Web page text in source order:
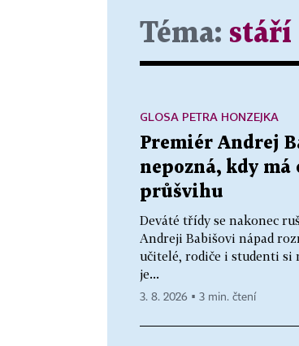
Téma: stáří
Premiér Andrej
nepozná, kdy má
průšvihu
Deváté třídy se nakonec
Andreji Babišovi nápad
učitelé, rodiče i studenti si
je...
GLOSA PETRA HONZEJKA
3. 8. 2026 ▪ 3 min. čtení